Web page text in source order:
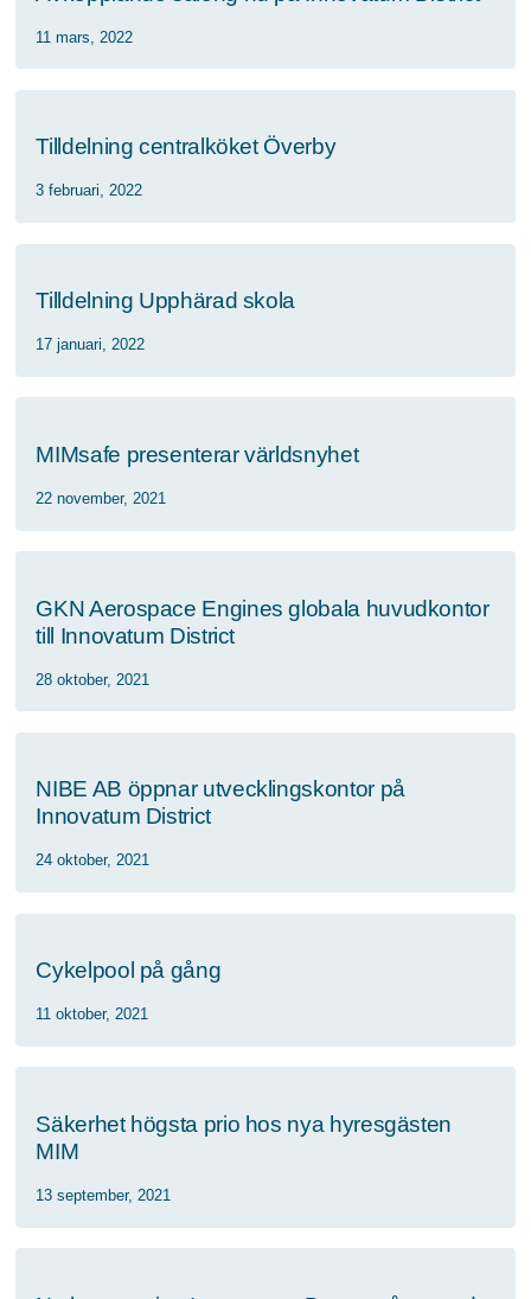
11 mars, 2022
Tilldelning centralköket Överby
3 februari, 2022
Tilldelning Upphärad skola
17 januari, 2022
MIMsafe presenterar världsnyhet
22 november, 2021
GKN Aerospace Engines globala huvudkontor
till Innovatum District
28 oktober, 2021
NIBE AB öppnar utvecklingskontor på
Innovatum District
24 oktober, 2021
Cykelpool på gång
11 oktober, 2021
Säkerhet högsta prio hos nya hyresgästen
MIM
13 september, 2021